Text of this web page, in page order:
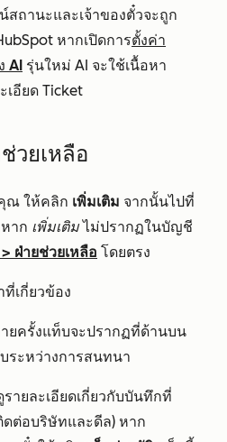
ถานะและเจ้าของตั๋วจะถูก
หากเปิดการตั้งค่า
AI รุ่นใหม่ AI จะใช้เนื้อหา
เอียด Ticket
วยเหลือ
ณ ให้คลิก เพิ่มเติม จากนั้นไปที่
หาก เพิ่มเติมไม่ปรากฏในบัญชี
> ฝ่ายช่วยเหลือ โดยตรง
เกี่ยวข้อง
ยครั้งแท็บจะปรากฏที่ด้านบน
ระหว่างการสนทนา
รายละเอียดเกี่ยวกับบันทึกที่
ดต่อบริษัทและดีล) หาก